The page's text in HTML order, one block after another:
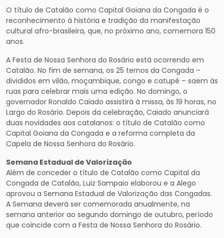
O título de Catalão como Capital Goiana da Congada é o
reconhecimento à história e tradição da manifestação
cultural afro-brasileira, que, no próximo ano, comemora 150
anos.
A Festa de Nossa Senhora do Rosário está ocorrendo em
Catalão. No fim de semana, os 25 ternos da Congada –
divididos em vilão, moçambique, congo e catupé – saem às
ruas para celebrar mais uma edição. No domingo, o
governador Ronaldo Caiado assistirá à missa, às 19 horas, no
Largo do Rosário. Depois da celebração, Caiado anunciará
duas novidades aos catalanos: o título de Catalão como
Capital Goiana da Congada e a reforma completa da
Capela de Nossa Senhora do Rosário.
Semana Estadual de Valorização
Além de conceder o título de Catalão como Capital da
Congada de Catalão, Luiz Sampaio elaborou e a Alego
aprovou a Semana Estadual de Valorização das Congadas.
A Semana deverá ser comemorada anualmente, na
semana anterior ao segundo domingo de outubro, período
que coincide com a Festa de Nossa Senhora do Rosário.